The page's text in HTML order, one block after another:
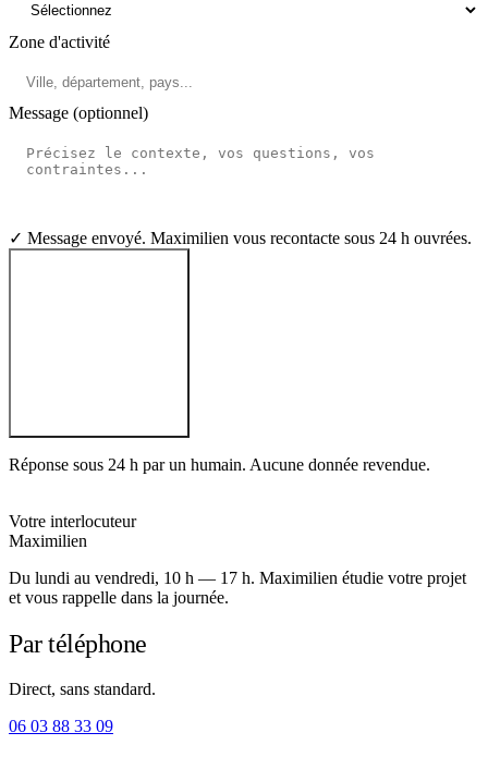
Zone d'activité
Message (optionnel)
✓ Message envoyé. Maximilien vous recontacte sous 24 h ouvrées.
Réponse sous 24 h par un humain. Aucune donnée revendue.
Votre interlocuteur
Maximilien
Du lundi au vendredi, 10 h — 17 h. Maximilien étudie votre projet
et vous rappelle dans la journée.
Par téléphone
Direct, sans standard.
06 03 88 33 09